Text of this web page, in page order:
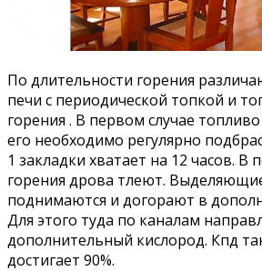
По длительности горения
печи с периодической топкой и
горения . В первом случае
его необходимо регулярно
1 закладки хватает на 12 часов. В
горения дрова тлеют.
поднимаются и догорают в
Для этого туда по каналам
дополнительный кислород. Кпд
достигает 90%.